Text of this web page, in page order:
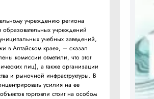
учреждению региона
образовательных учреждений
учебных заведений,
в Алтайском крае», – сказал
комиссии отметили, что этот
лиц), а также организации
и рыночной инфраструктуры. В
усилия на ее
торговли стоит на особом